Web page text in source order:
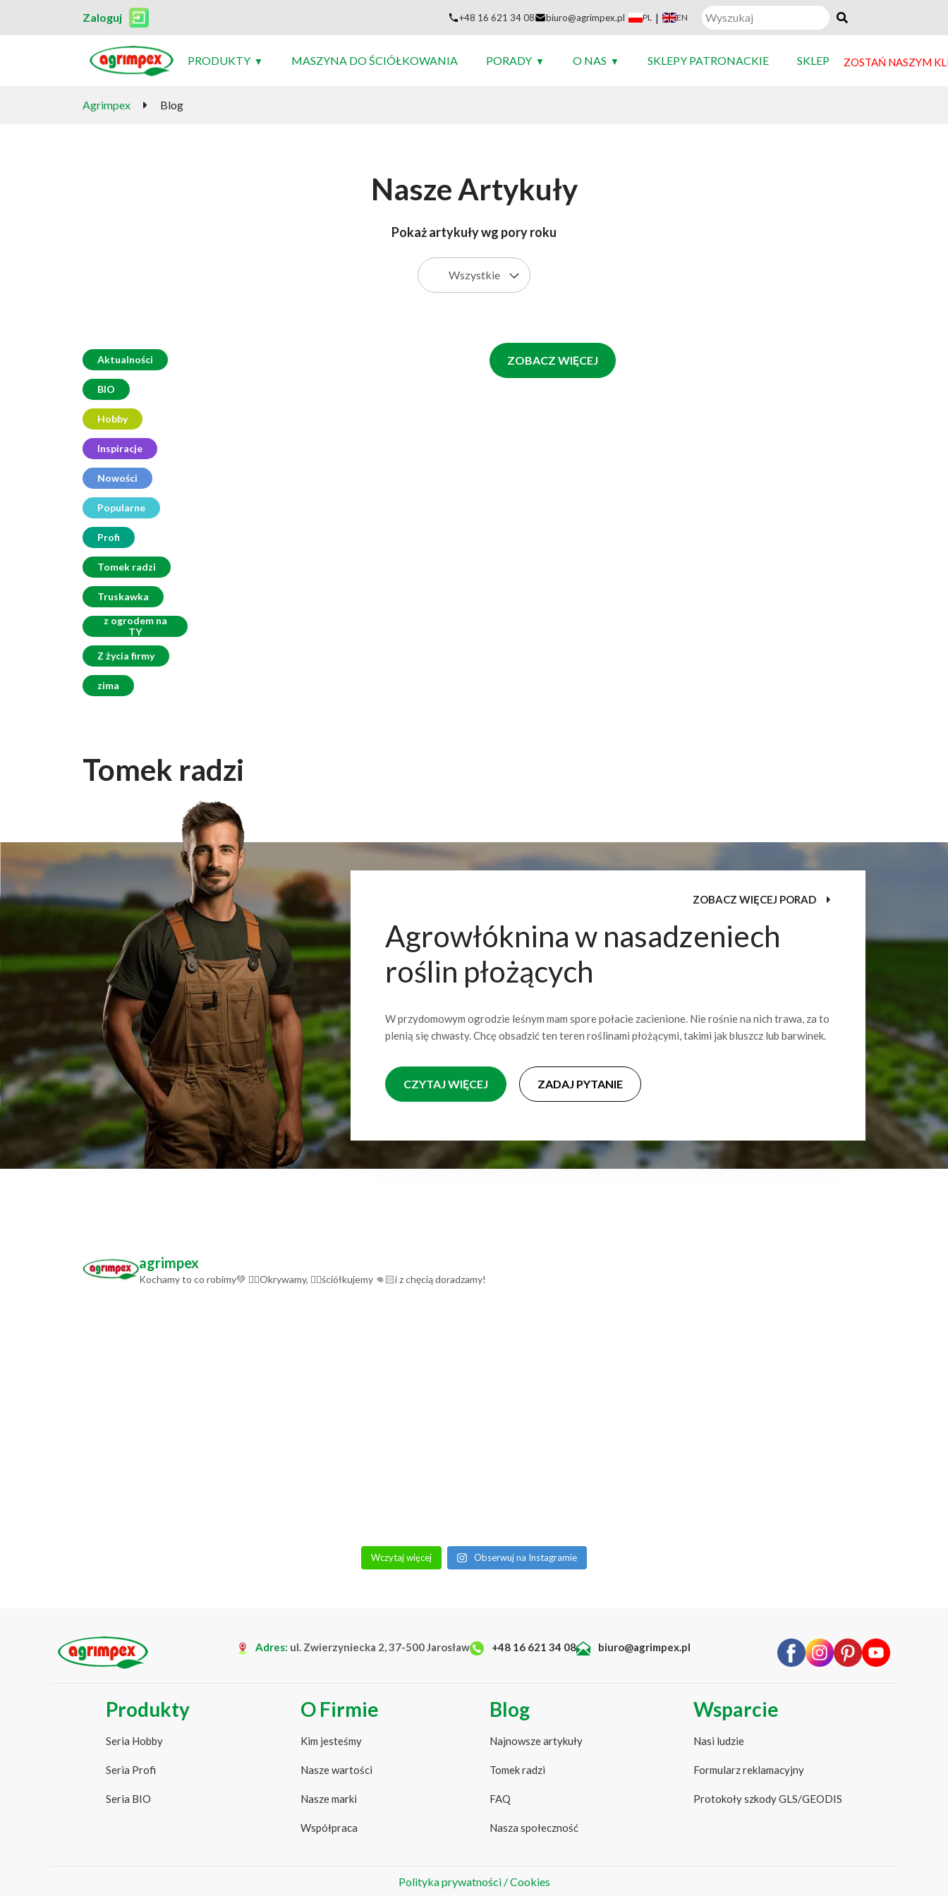
Zaloguj +48 16 621 34 08 biuro@agrimpex.pl PL | EN
PRODUKTY MASZYNA DO ŚCIÓŁKOWANIA PORADY O NAS SKLEPY PATRONACKIE SKLEP ZOSTAŃ NASZYM
Agrimpex Blog
NaszeArtykuły
Pokaż artykuły wg pory roku
Wszystkie
Aktualności
BIO
Hobby
Inspiracje
Nowości
Popularne
Profi
Tomek radzi
Truskawka
z ogrodem na
TY
Z życia firmy
zima
ZOBACZ WIĘCEJ
Tomek radzi
ZOBACZ WIĘCEJ PORAD
Agrowłóknina w nasadzeniech
roślin płożących
W przydomowym ogrodzie leśnym mam spore połacie zacienione. Nie rośnie na nich trawa, za to
plenią się chwasty. Chcę obsadzić ten teren roślinami płożącymi, takimi jak bluszcz lub barwinek.
CZYTAJ WIĘCEJ ZADAJ PYTANIE
agrimpex
Kochamy to co robimy💚 👉🏻Okrywamy, 👉🏻ściółkujemy 👊🏻i z chęcią doradzamy!
Wczytaj więcej Obserwuj na Instagramie
Adres: ul. Zwierzyniecka 2, 37-500 Jarosław +48 16 621 34 08 biuro@agrimpex.pl
Produkty
Seria Hobby
Seria Profi
Seria BIO
O Firmie
Kim jesteśmy
Nasze wartości
Nasze marki
Współpraca
Blog
Najnowsze artykuły
Tomek radzi
FAQ
Nasza społeczność
Wsparcie
Nasi ludzie
Formularz reklamacyjny
Protokoły szkody GLS/GEODIS
Polityka prywatności / Cookies